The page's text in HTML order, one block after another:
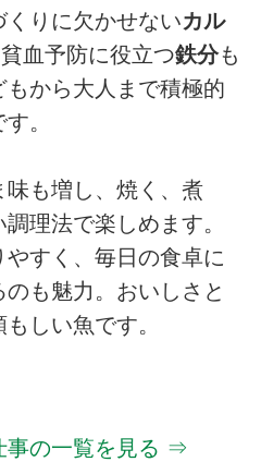
りに欠かせないカル
血予防に役立つ鉄分も
から大人まで積極的
。
味も増し、焼く、煮
理法で楽しめます。
すく、毎日の食卓に
も魅力。おいしさと
しい魚です。
事の一覧を見る ⇒